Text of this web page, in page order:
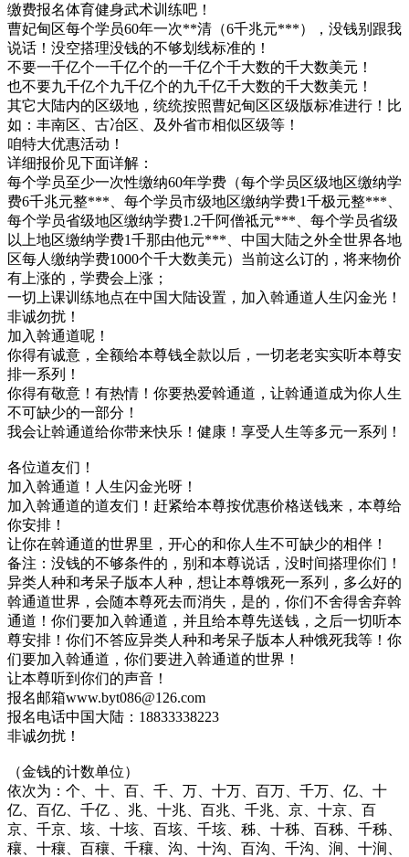
缴费报名体育健身武术训练吧！
曹妃甸区每个学员60年一次**清（6千兆元***），没钱别跟我
说话！没空搭理没钱的不够划线标准的！
不要一千亿个一千亿个的一千亿个千大数的千大数美元！
也不要九千亿个九千亿个的九千亿千大数的千大数美元！
其它大陆内的区级地，统统按照曹妃甸区区级版标准进行！比
如：丰南区、古冶区、及外省市相似区级等！
咱特大优惠活动！
详细报价见下面详解：
每个学员至少一次性缴纳60年学费（每个学员区级地区缴纳学
费6千兆元整***、每个学员市级地区缴纳学费1千极元整***、
每个学员省级地区缴纳学费1.2千阿僧祗元***、每个学员省级
以上地区缴纳学费1千那由他元***、中国大陆之外全世界各地
区每人缴纳学费1000个千大数美元）当前这么订的，将来物价
有上涨的，学费会上涨；
一切上课训练地点在中国大陆设置，加入斡通道人生闪金光！
非诚勿扰！
加入斡通道呢！
你得有诚意，全额给本尊钱全款以后，一切老老实实听本尊安
排一系列！
你得有敬意！有热情！你要热爱斡通道，让斡通道成为你人生
不可缺少的一部分！
我会让斡通道给你带来快乐！健康！享受人生等多元一系列！
各位道友们！
加入斡通道！人生闪金光呀！
加入斡通道的道友们！赶紧给本尊按优惠价格送钱来，本尊给
你安排！
让你在斡通道的世界里，开心的和你人生不可缺少的相伴！
备注：没钱的不够条件的，别和本尊说话，没时间搭理你们！
异类人种和考呆子版本人种，想让本尊饿死一系列，多么好的
斡通道世界，会随本尊死去而消失，是的，你们不舍得舍弃斡
通道！你们要加入斡通道，并且给本尊先送钱，之后一切听本
尊安排！你们不答应异类人种和考呆子版本人种饿死我等！你
们要加入斡通道，你们要进入斡通道的世界！
让本尊听到你们的声音！
报名邮箱www.byt086@126.com
报名电话中国大陆：18833338223
非诚勿扰！
（金钱的计数单位）
依次为：个、十、百、千、万、十万、百万、千万、亿、十
亿、百亿、千亿 、兆、十兆、百兆、千兆、京、十京、百
京、千京、垓、十垓、百垓、千垓、秭、十秭、百秭、千秭、
穰、十穰、百穰、千穰、沟、十沟、百沟、千沟、涧、十涧、